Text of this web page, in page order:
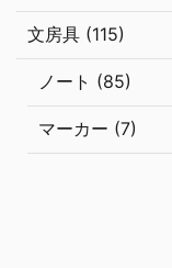
文房具 (115)
ノート (85)
マーカー (7)